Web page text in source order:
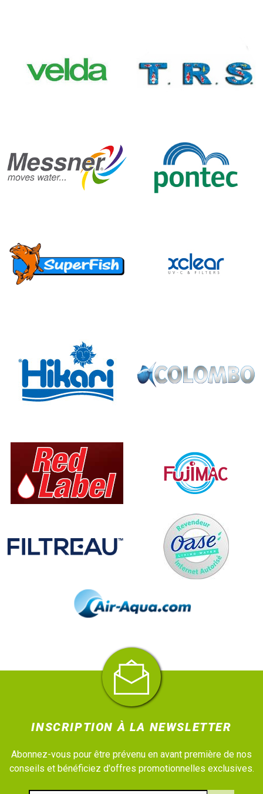
INSCRIPTION À LA NEWSLETTER
Abonnez-vous pour être prévenu en avant première de nos
conseils et bénéficiez d'offres promotionnelles exclusives.